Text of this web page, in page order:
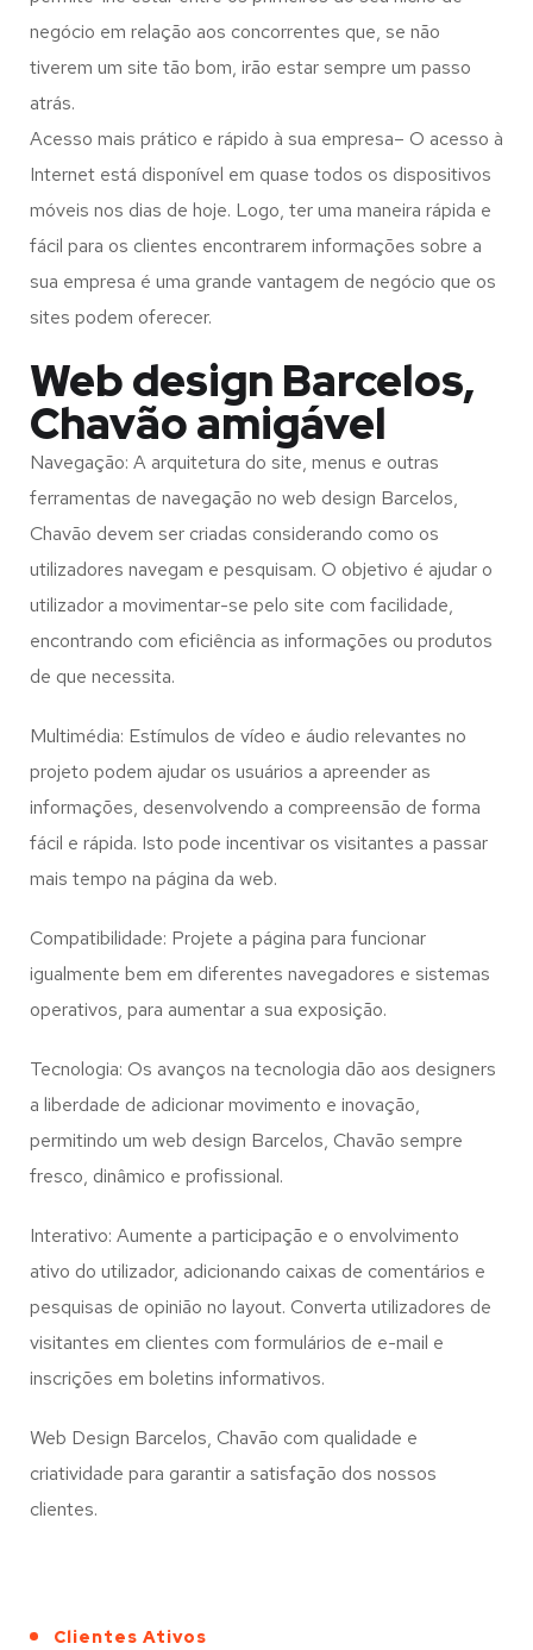
negócio em relação aos concorrentes que, se não
tiverem um site tão bom, irão estar sempre um passo
atrás.
Acesso mais prático e rápido à sua empresa– O acesso à
Internet está disponível em quase todos os dispositivos
móveis nos dias de hoje. Logo, ter uma maneira rápida e
fácil para os clientes encontrarem informações sobre a
sua empresa é uma grande vantagem de negócio que os
sites podem oferecer.
Web design Barcelos,
Chavão amigável
Navegação: A arquitetura do site, menus e outras
ferramentas de navegação no web design Barcelos,
Chavão devem ser criadas considerando como os
utilizadores navegam e pesquisam. O objetivo é ajudar o
utilizador a movimentar-se pelo site com facilidade,
encontrando com eficiência as informações ou produtos
de que necessita.
Multimédia: Estímulos de vídeo e áudio relevantes no
projeto podem ajudar os usuários a apreender as
informações, desenvolvendo a compreensão de forma
fácil e rápida. Isto pode incentivar os visitantes a passar
mais tempo na página da web.
Compatibilidade: Projete a página para funcionar
igualmente bem em diferentes navegadores e sistemas
operativos, para aumentar a sua exposição.
Tecnologia: Os avanços na tecnologia dão aos designers
a liberdade de adicionar movimento e inovação,
permitindo um web design Barcelos, Chavão sempre
fresco, dinâmico e profissional.
Interativo: Aumente a participação e o envolvimento
ativo do utilizador, adicionando caixas de comentários e
pesquisas de opinião no layout. Converta utilizadores de
visitantes em clientes com formulários de e-mail e
inscrições em boletins informativos.
Web Design Barcelos, Chavão com qualidade e
criatividade para garantir a satisfação dos nossos
clientes.
Clientes Ativos